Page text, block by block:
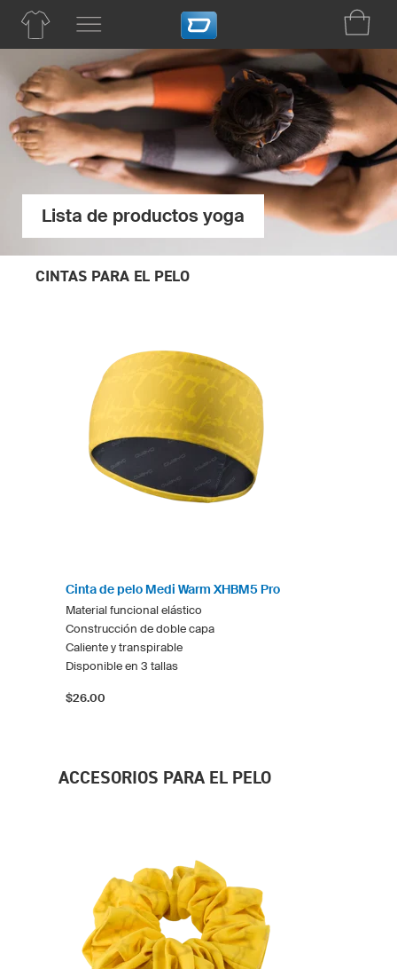
Lista de productos yoga
CINTAS PARA EL PELO
Cinta de pelo Medi Warm XHBM5 Pro
Material funcional elástico
Construcción de doble capa
Caliente y transpirable
Disponible en 3 tallas
$26.00
ACCESORIOS PARA EL PELO